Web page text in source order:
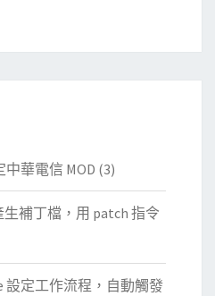
華電信 MOD (3)
補丁檔，用 patch 指令
設定工作流程，自動觸發